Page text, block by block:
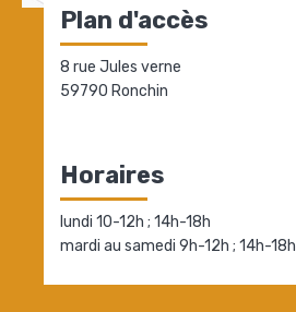
Plan d'accès
8 rue Jules verne
59790 Ronchin
Horaires
lundi 10-12h ; 14h-18h
mardi au samedi 9h-12h ; 14h-18h